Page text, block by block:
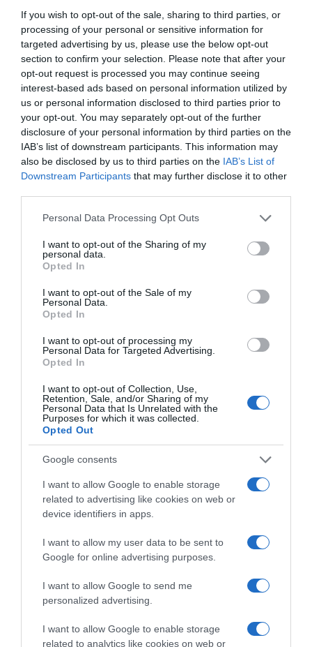
If you wish to opt-out of the sale, sharing to third parties, or
processing of your personal or sensitive information for
targeted advertising by us, please use the below opt-out
section to confirm your selection. Please note that after your
opt-out request is processed you may continue seeing
interest-based ads based on personal information utilized by
us or personal information disclosed to third parties prior to
your opt-out. You may separately opt-out of the further
disclosure of your personal information by third parties on the
IAB’s list of downstream participants. This information may
also be disclosed by us to third parties on the IAB’s List of
Downstream Participants that may further disclose it to other
Please note that this website/app uses one or more Google
not limited to your visit or usage behaviour. You may click to
grant or deny consent to Google and its third-party tags to
use your data for below specified purposes in below Google
consent section.
Personal Data Processing Opt Outs
I want to opt-out of the Sharing of my
personal data.
Opted In
I want to opt-out of the Sale of my
Personal Data.
Opted In
I want to opt-out of processing my
Personal Data for Targeted Advertising.
Opted In
I want to opt-out of Collection, Use,
Retention, Sale, and/or Sharing of my
Personal Data that Is Unrelated with the
Purposes for which it was collected.
Opted Out
Google consents
I want to allow Google to enable storage
related to advertising like cookies on web or
device identifiers in apps.
I want to allow my user data to be sent to
Google for online advertising purposes.
I want to allow Google to send me
personalized advertising.
I want to allow Google to enable storage
related to analytics like cookies on web or
sminkjét is megtervezte a nagy napra, a hajáról azonban
még nem döntött, ugyanis a leendő férje kontyot
szeretne, de neki a leengedett haj is nagyon tetszik.
Megosztás: Facebook Twitter Pinterest
Címkék: esküvő, tervezés,lagzi ,Varga Miklós Joe
Hrovatin Csenge
Korábbi bejegyzések Következő bejegyzés
HASONLÓ BEJEGYZÉSEK
2026-08-09.
Citromos tiramisu recept limoncellóval
2026-08-09.